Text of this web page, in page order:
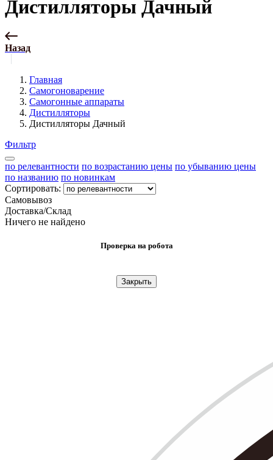
Дистилляторы Дачный
Назад
Главная
Самогоноварение
Самогонные аппараты
Дистилляторы
Дистилляторы Дачный
Фильтр
по релевантности по возрастанию цены по убыванию цены
по названию по новинкам
Сортировать:
Самовывоз
Доставка/Склад
Ничего не найдено
Проверка на робота
Закрыть